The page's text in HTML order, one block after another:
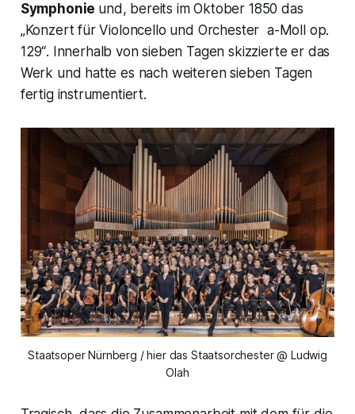
Symphonie und, bereits im Oktober 1850 das
„Konzert für Violoncello und Orchester a-Moll op.
129“. Innerhalb von sieben Tagen skizzierte er das
Werk und hatte es nach weiteren sieben Tagen
fertig instrumentiert.
Staatsoper Nürnberg / hier das Staatsorchester @ Ludwig
Olah